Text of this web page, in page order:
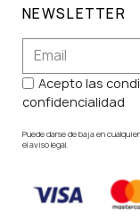
NEWSLETTER
Acepto las
confidencialidad
Puede darse de baja en
el aviso legal.